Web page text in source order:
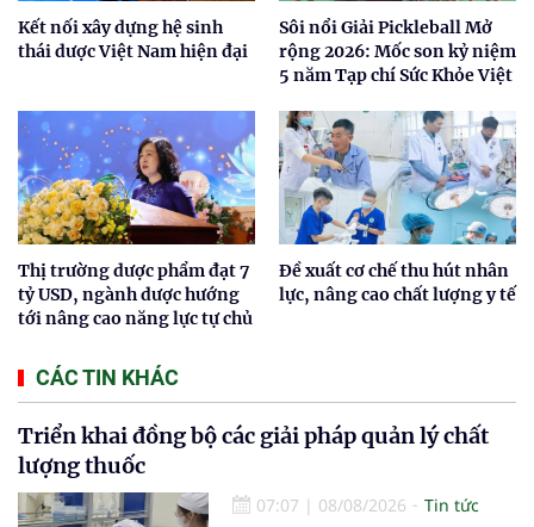
Kết nối xây dựng hệ sinh
thái dược Việt Nam hiện đại
Sôi nổi Giải Pickleball Mở
rộng 2026: Mốc son kỷ niệm
5 năm Tạp chí Sức Khỏe Việt
Thị trường dược phẩm đạt 7
tỷ USD, ngành dược hướng
tới nâng cao năng lực tự chủ
Đề xuất cơ chế thu hút nhân
lực, nâng cao chất lượng y tế
CÁC TIN KHÁC
Triển khai đồng bộ các giải pháp quản lý chất
lượng thuốc
07:07 | 08/08/2026
Tin tức